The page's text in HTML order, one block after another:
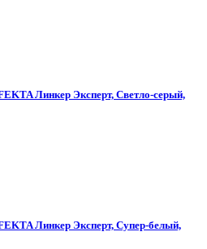
Линкер Эксперт, Светло-серый,
Линкер Эксперт, Супер-белый,